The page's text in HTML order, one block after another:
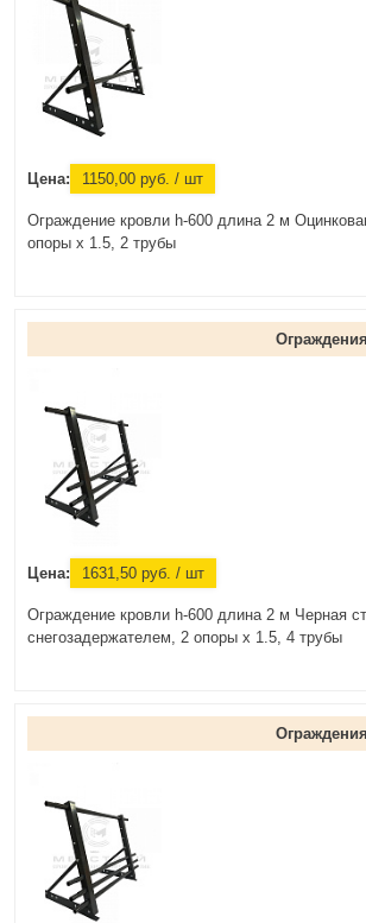
Цена: 1150,00 руб. / шт
Ограждение кровли h-600 длина 2 м
опоры х 1.5, 2 трубы
Цена: 1631,50 руб. / шт
Ограждение кровли h-600 длина 2 м Черная
снегозадержателем, 2 опоры х 1.5, 4 трубы